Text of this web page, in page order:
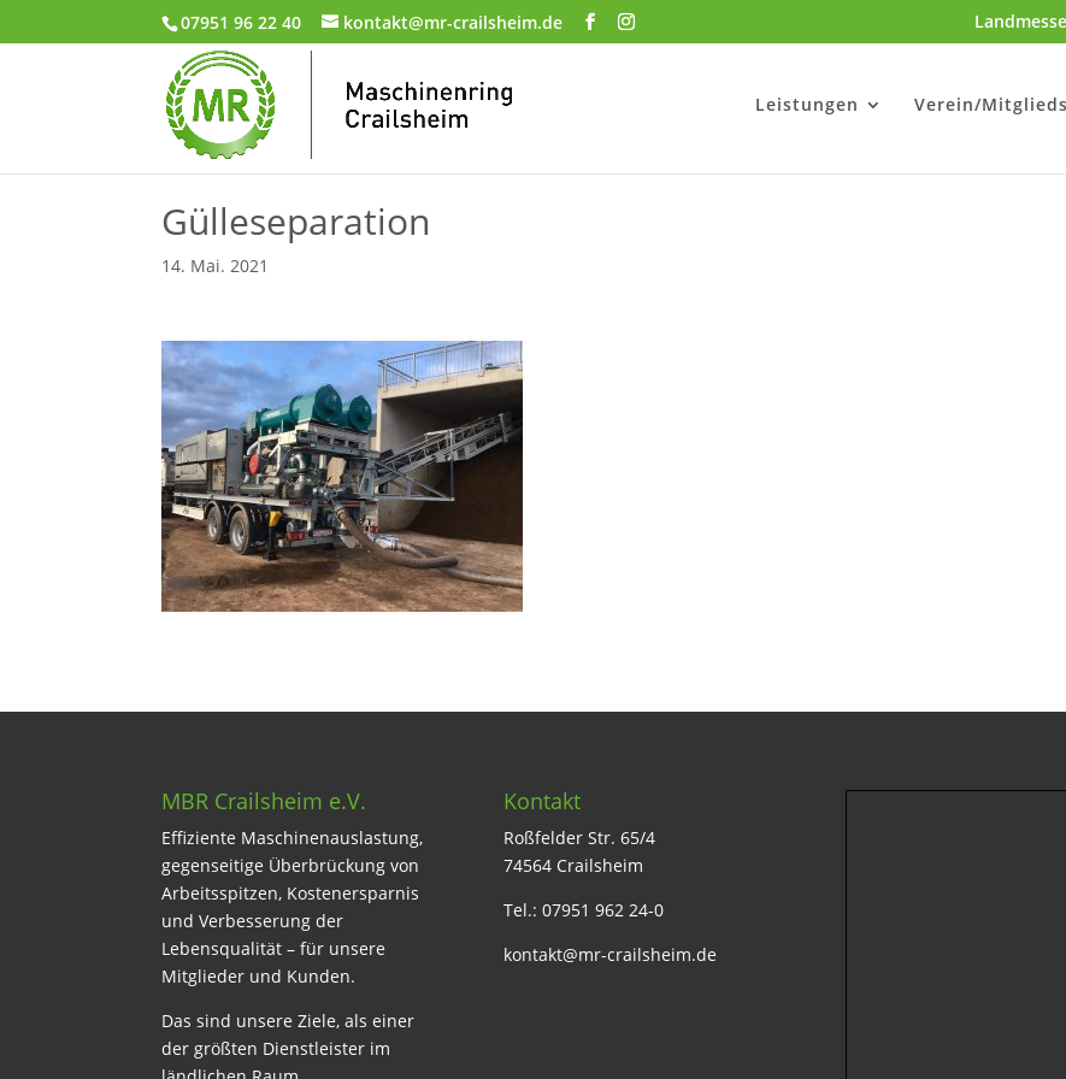
07951 96 22 40 kontakt@mr-crailsheim.de Landmesse
Leistungen Verein/
Gülleseparation
14. Mai. 2021
MBR Crailsheim e.V.
Effiziente Maschinenauslastung,
gegenseitige Überbrückung von
Arbeitsspitzen, Kostenersparnis
und Verbesserung der
Lebensqualität – für unsere
Mitglieder und Kunden.
Das sind unsere Ziele, als einer
der größten Dienstleister im
Kontakt
Roßfelder Str. 65/4
74564 Crailsheim
Tel.: 07951 962 24-0
kontakt@mr-crailsheim.de